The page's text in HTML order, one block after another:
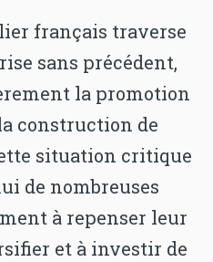
français traverse
sans précédent,
la promotion
construction de
situation critique
de nombreuses
à repenser leur
et à investir de